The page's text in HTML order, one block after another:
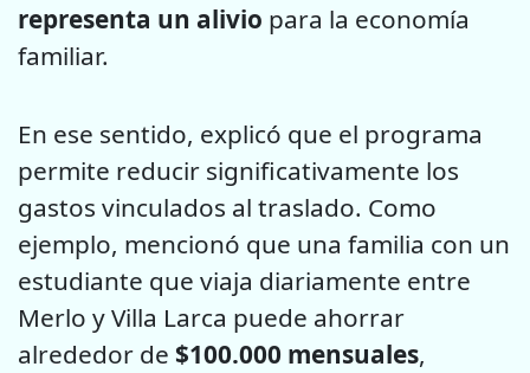
representa un alivio para la economía
familiar.
En ese sentido, explicó que el programa
permite reducir significativamente los
gastos vinculados al traslado. Como
ejemplo, mencionó que una familia con un
estudiante que viaja diariamente entre
Merlo y Villa Larca puede ahorrar
alrededor de $100.000 mensuales,